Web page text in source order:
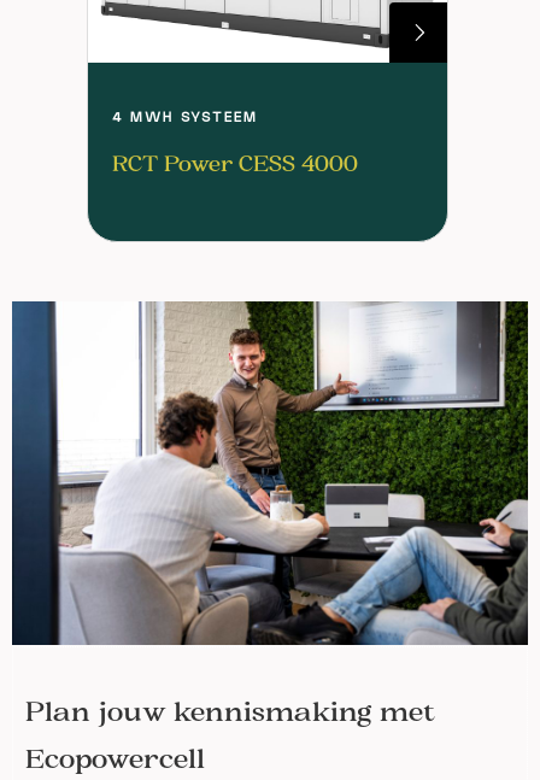
4 MWH SYSTEEM
RCT Power CESS 4000
Plan jouw kennismaking met
Ecopowercell